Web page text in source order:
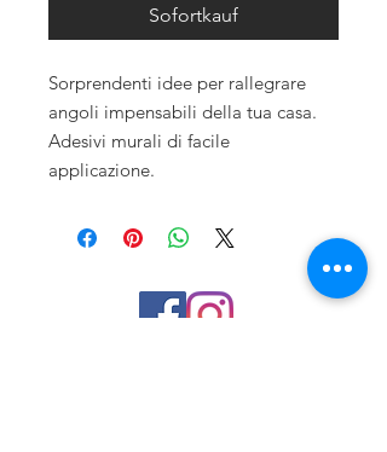
Sofortkauf
Sorprendenti idee per rallegrare
angoli impensabili della tua casa.
Adesivi murali di facile
applicazione.